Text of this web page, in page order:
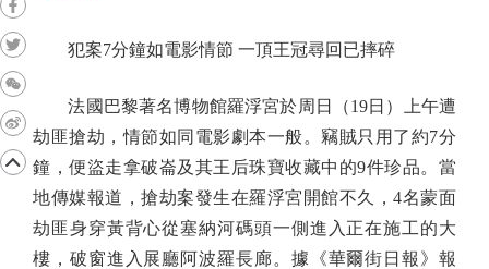
犯案7分鐘如電影情節 一頂王冠尋回已摔碎
法國巴黎著名博物館羅浮宮於周日（19日）上午遭
劫匪搶劫，情節如同電影劇本一般。竊賊只用了約7分
鐘，便盜走拿破崙及其王后珠寶收藏中的9件珍品。當
地傳媒報道，搶劫案發生在羅浮宮開館不久，4名蒙面
劫匪身穿黃背心從塞納河碼頭一側進入正在施工的大
樓，破窗進入展廳阿波羅長廊。據《華爾街日報》報